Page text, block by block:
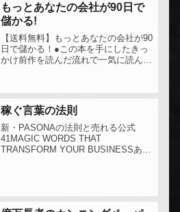
もっとあなたの会社が90日で
儲かる!
【送料無料】もっとあなたの会社が90
日で儲かる！●この本を手にしたきっ
かけ前作を読んだ流れで一気に読んで
稼ぐ言葉の法則
新・PASONAの法則と売れる公式
41MAGIC WORDS THAT
TRANSFORM YOUR BUSINESSあな